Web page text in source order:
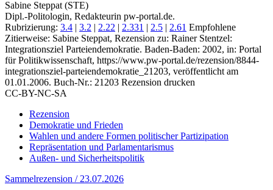
Sabine Steppat (STE)
Dipl.-Politologin, Redakteurin pw-portal.de.
Rubrizierung: 3.4 | 3.2 | 2.22 | 2.331 | 2.5 | 2.61 Empfohlene
Zitierweise: Sabine Steppat, Rezension zu: Rainer Stentzel:
Integrationsziel Parteiendemokratie. Baden-Baden: 2002, in: Portal
für Politikwissenschaft, https://www.pw-portal.de/rezension/8844-
integrationsziel-parteiendemokratie_21203, veröffentlicht am
01.01.2006. Buch-Nr.: 21203 Rezension drucken
CC-BY-NC-SA
Rezension
Demokratie und Frieden
Wahlen und andere Formen politischer Partizipation
Repräsentation und Parlamentarismus
Außen- und Sicherheitspolitik
Sammelrezension / 23.07.2026